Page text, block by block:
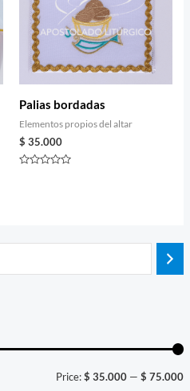
i
r
i
a
r
i
Price:$ 35.000 —$ 75.000
Palias bordadas
Elementos propios del altar
$ 35.000